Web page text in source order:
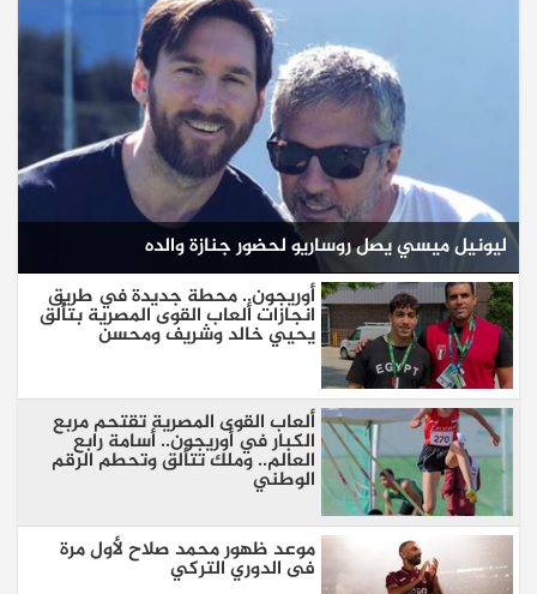
ليونيل ميسي يصل روساريو لحضور جنازة والده
أوريجون.. محطة جديدة في طريق
انجازات ألعاب القوى المصرية بتألق
يحيي خالد وشريف ومحسن
ألعاب القوى المصرية تقتحم مربع
الكبار في أوريجون.. أسامة رابع
العالم.. وملك تتألق وتحطم الرقم
الوطني
موعد ظهور محمد صلاح لأول مرة
فى الدوري التركي